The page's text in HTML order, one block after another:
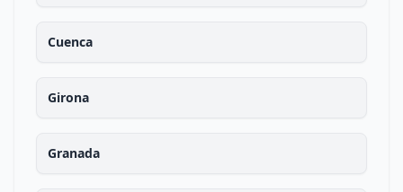
Cuenca
Girona
Granada